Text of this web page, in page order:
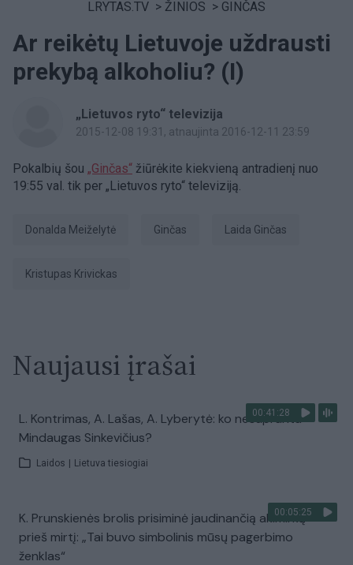
LRYTAS.TV > ŽINIOS > GINČAS
Ar reikėtų Lietuvoje uždrausti
prekybą alkoholiu? (I)
„Lietuvos ryto“ televizija
2015-12-08 19:31 , atnaujinta 2016-12-11 23:59
Pokalbių šou „Ginčas“ žiūrėkite kiekvieną antradienį nuo
19:55 val. tik per „Lietuvos ryto“ televiziją.
Donalda Meiželytė ginčas laida Ginčas
Kristupas Krivickas
Naujausi įrašai
00:41:28
L. Kontrimas, A. Lašas, A. Lyberytė: ko nesupranta
Mindaugas Sinkevičius?
Laidos Lietuva tiesiogiai
00:05:25
K. Prunskienės brolis prisiminė jaudinančią akimirką
prieš mirtį: „Tai buvo simbolinis mūsų pagerbimo
ženklas“